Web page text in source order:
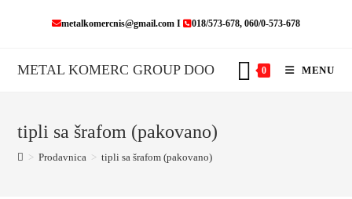
metalkomercnis@gmail.com I 018/573-678, 060/0-573-678
METAL KOMERC GROUP DOO 0 MENU
tipli sa šrafom (pakovano)
> Prodavnica > tipli sa šrafom (pakovano)